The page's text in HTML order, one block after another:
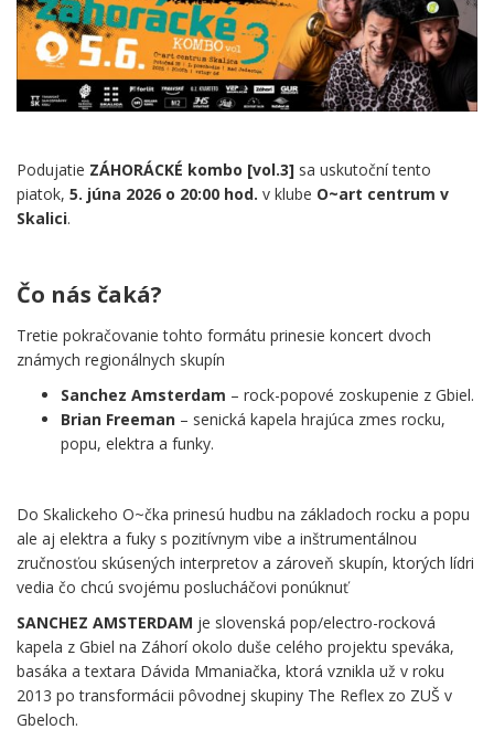
Podujatie ZÁHORÁCKÉ kombo [vol.3] sa uskutoční tento
piatok, 5. júna 2026 o 20:00 hod. v klube O~art centrum v
Skalici.
Čo nás čaká?
Tretie pokračovanie tohto formátu prinesie koncert dvoch
známych regionálnych skupín
Sanchez Amsterdam – rock-popové zoskupenie z Gbiel.
Brian Freeman – senická kapela hrajúca zmes rocku,
popu, elektra a funky.
Do Skalickeho O~čka prinesú hudbu na základoch rocku a popu
ale aj elektra a fuky s pozitívnym vibe a inštrumentálnou
zručnosťou skúsených interpretov a zároveň skupín, ktorých lídri
vedia čo chcú svojému poslucháčovi ponúknuť
SANCHEZ AMSTERDAM je slovenská pop/electro-rocková
kapela z Gbiel na Záhorí okolo duše celého projektu speváka,
basáka a textara Dávida Mmaniačka, ktorá vznikla už v roku
2013 po transformácii pôvodnej skupiny The Reflex zo ZUŠ v
Gbeloch.